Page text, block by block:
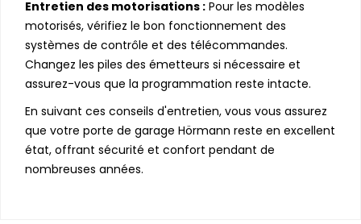
Entretien des motorisations : Pour les modèles
motorisés, vérifiez le bon fonctionnement des
systèmes de contrôle et des télécommandes.
Changez les piles des émetteurs si nécessaire et
assurez-vous que la programmation reste intacte.
En suivant ces conseils d'entretien, vous vous assurez
que votre porte de garage Hörmann reste en excellent
état, offrant sécurité et confort pendant de
nombreuses années.